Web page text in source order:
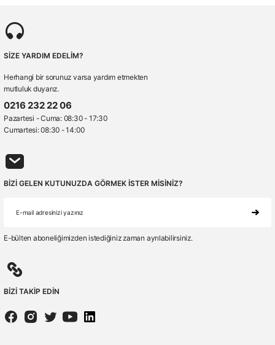
SİZE YARDIM EDELİM?
Herhangi bir sorunuz varsa yardım etmekten
mutluluk duyarız.
0216 232 22 06
Pazartesi - Cuma: 08:30 - 17:30
Cumartesi: 08:30 - 14:00
BİZİ GELEN KUTUNUZDA GÖRMEK İSTER MİSİNİZ?
E-bülten aboneliğimizden istediğiniz zaman ayrılabilirsiniz.
BİZİ TAKİP EDİN